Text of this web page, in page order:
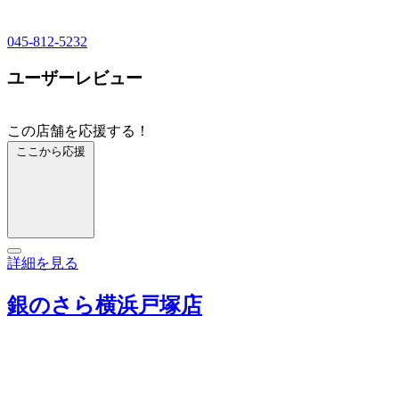
045-812-5232
ユーザーレビュー
この店舗を応援する！
ここから応援
詳細を見る
銀のさら横浜戸塚店